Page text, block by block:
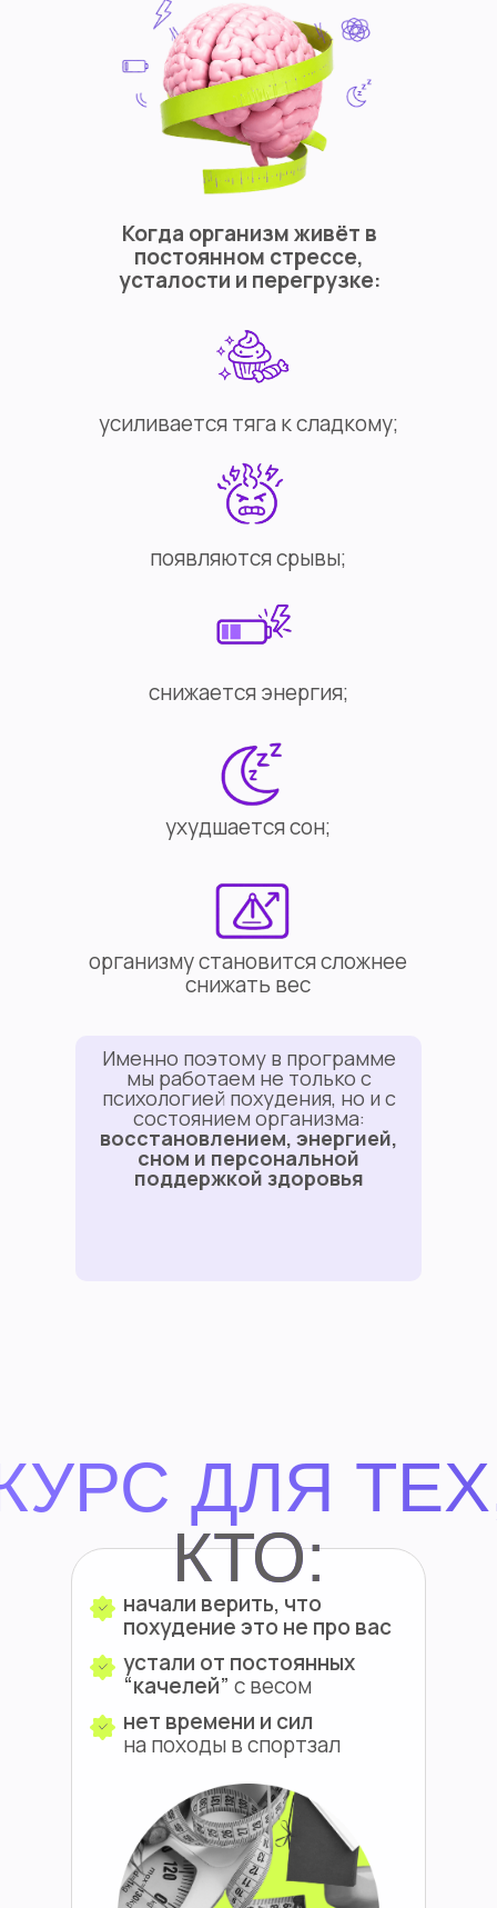
Когда организм живёт в
постоянном стрессе,
усталости и перегрузке:
усиливается тяга к сладкому;
появляются срывы;
снижается энергия;
ухудшается сон;
организму становится сложнее
снижать вес
Именно поэтому в программе
мы работаем не только с
психологией похудения, но и с
состоянием организма:
восстановлением, энергией,
сном и персональной
поддержкой здоровья
ДЛЯ
КТО:
устали от постоянных
“качелей” с весом
нет времени и сил
напоходы в спортзал
начали верить, что
похудение это не про вас